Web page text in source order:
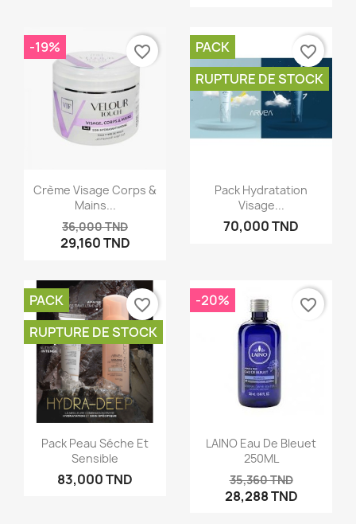
Crème Visage Corps &
Mains...
36,000 TND
29,160 TND
-19% favorite_border
Pack Hydratation
Visage...
70,000 TND
PACK
RUPTURE DE STOCK
favorite_border
Pack Peau Séche Et
Sensible
83,000 TND
PACK
RUPTURE DE STOCK
favorite_border
LAINO Eau De Bleuet
250ML
35,360 TND
28,288 TND
-20% favorite_border
Créer une liste d'envies